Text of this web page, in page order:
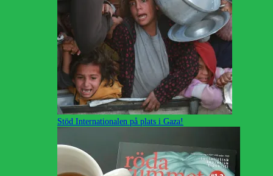
Stöd Internationalen på plats i Gaza!